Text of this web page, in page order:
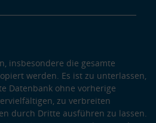
insbesondere die gesamte
werden. Es ist zu unterlassen,
Datenbank ohne vorherige
zu verbreiten
durch Dritte ausführen zu lassen.